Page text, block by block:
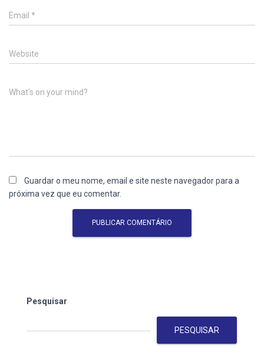
Email *
Website
What's on your mind?
Guardar o meu nome, email e site neste navegador para a
próxima vez que eu comentar.
Pesquisar
PESQUISAR